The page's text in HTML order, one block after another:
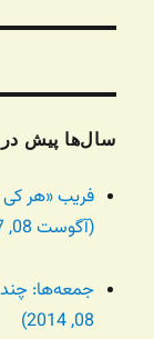
سال‌ها پیش
فریب «هر
(آگوست 08, 2017)
جمعه‌ها:
08, 2014)